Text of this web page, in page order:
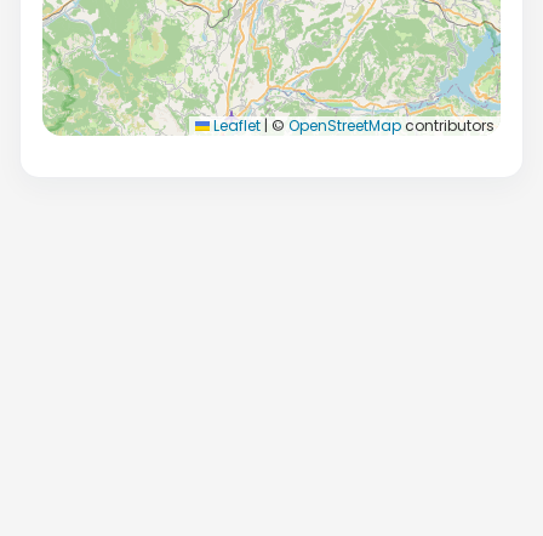
Leaflet | © OpenStreetMapcontributors